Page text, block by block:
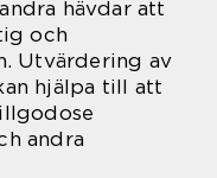
hävdar att
och
Utvärdering av
hjälpa till att
andra